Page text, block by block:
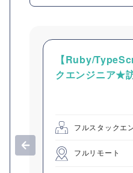
【Ruby/
クエンジニア★
フルスタックエ
フルリモート